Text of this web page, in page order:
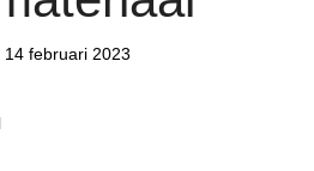
14 februari 2023